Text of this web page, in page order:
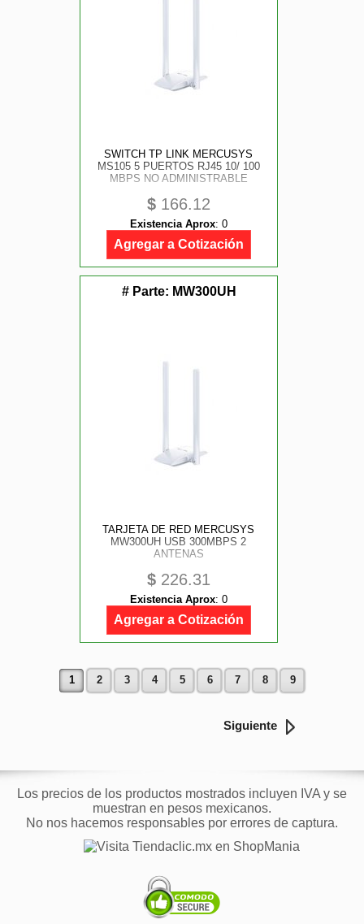
SWITCH TP LINK MERCUSYS
MS105 5 PUERTOS RJ45 10/ 100
MBPS NO ADMINISTRABLE
$ 166.12
Existencia Aprox: 0
Agregar a Cotización
# Parte: MW300UH
TARJETA DE RED MERCUSYS
MW300UH USB 300MBPS 2
ANTENAS
$ 226.31
Existencia Aprox: 0
Agregar a Cotización
1 2 3 4 5 6 7 8 9
Siguiente
Los precios de los productos mostrados incluyen IVA y se
muestran en pesos mexicanos.
No nos hacemos responsables por errores de captura.